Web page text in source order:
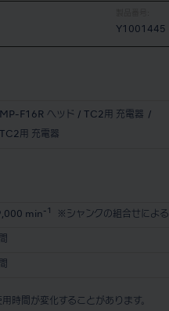
Y1001445
F16R ヘッド / TC2用 充電器
用 充電器
min -1 ※シャンクの組合せによる
時間が変化することがあります。